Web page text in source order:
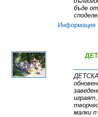
бъде
Информация
малки п